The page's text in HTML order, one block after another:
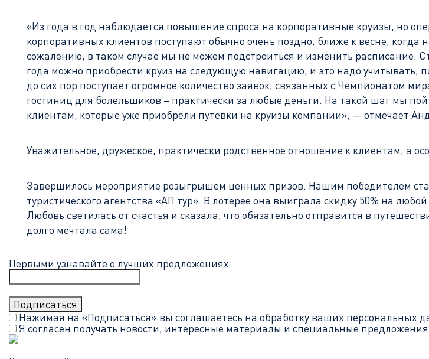
«Из года в год наблюдается повышение спроса на корпоративные круизы, но
корпоративных клиентов поступают обычно очень поздно, ближе к весне,
сожалению, в таком случае мы не можем подстроиться и изменить расписание.
года можно приобрести круиз на следующую навигацию, и это надо учитывать,
до сих пор поступает огромное количество заявок, связанных с Чемпионатом
гостиниц для болельщиков – практически за любые деньги. На такой шаг мы
клиентам, которые уже приобрели путевки на круизы компании», — отмечает
Уважительное, дружеское, практически родственное отношение к клиентам, а
Завершилось мероприятие розыгрышем ценных призов. Нашим победителем
туристического агентства «АП тур». В лотерее она выиграла скидку 50% на
Любовь светилась от счастья и сказала, что обязательно отправится в
долго мечтала сама!
Первыми узнавайте о лучших предложениях
Нажимая на «Подписаться» вы соглашаетесь на обработку ваших персональных
Я согласен получать новости, интересные материалы и специальные предложения